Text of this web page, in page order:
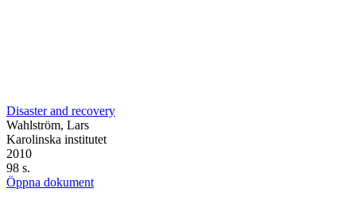
Disaster and recovery
Wahlström, Lars
Karolinska institutet
2010
98 s.
Öppna dokument